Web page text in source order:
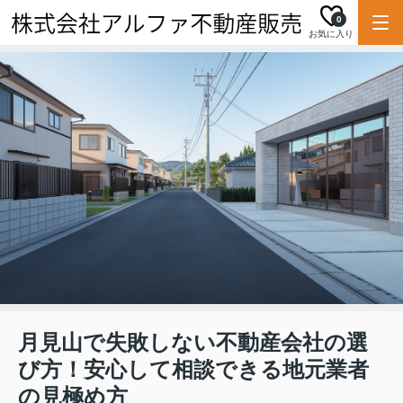
お気に入り
0
月見山で失敗しない不動産会社の選
び方！安心して相談できる地元業者
の見極め方